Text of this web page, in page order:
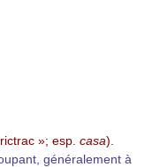
»; esp. casa).
généralement à